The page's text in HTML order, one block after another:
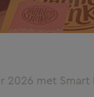
2026 met